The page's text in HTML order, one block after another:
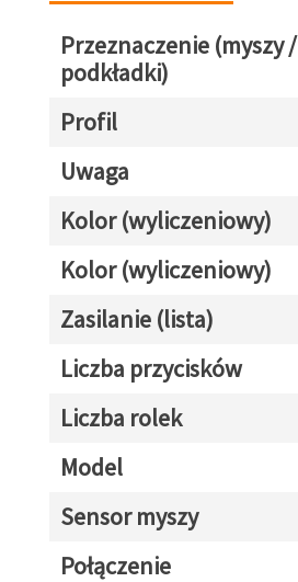
Przeznaczenie (myszy /
podkładki)
Profil
Uwaga
Kolor (wyliczeniowy)
Kolor (wyliczeniowy)
Zasilanie (lista)
Liczba przycisków
Liczba rolek
Model
Sensor myszy
Połączenie